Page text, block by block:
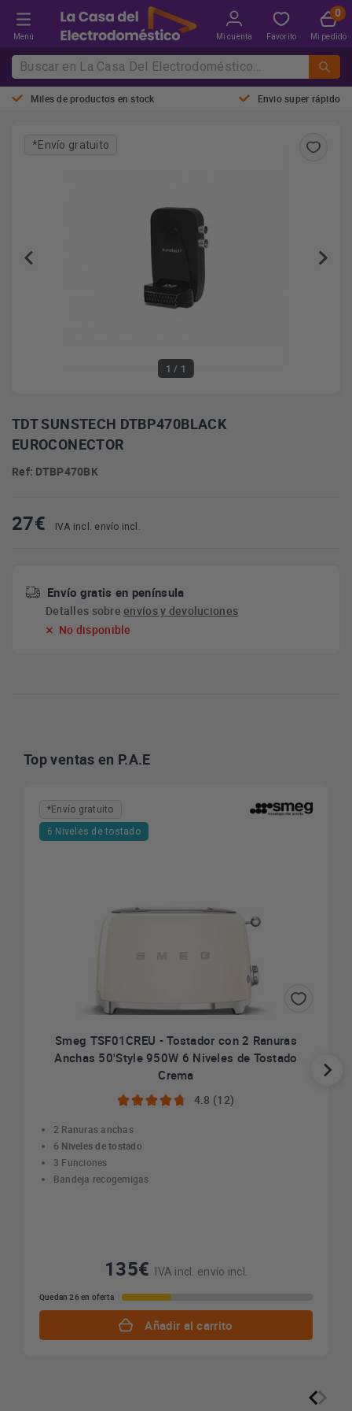
Menú Mi cuenta Favorito Mi pedido
Miles de productos en stock Envio super rápido
1 / 1
*Envío gratuito
TDT SUNSTECH DTBP470BLACK
EUROCONECTOR
Ref: DTBP470BK
27€ IVA incl. envío incl.
Envío gratis en península
Detalles sobreenvíos y devoluciones
No disponible
Top ventas en P.A.E
*Envío gratuito
6 Niveles de tostado
Smeg TSF01CREU - Tostador con 2 Ranuras
Anchas 50'Style 950W 6 Niveles de Tostado
Crema
4.8 (12)
2 Ranuras anchas
6 Niveles de tostado
3 Funciones
Bandeja recogemigas
135€ IVA incl. envío incl.
Quedan 26 en oferta
Añadir al carrito